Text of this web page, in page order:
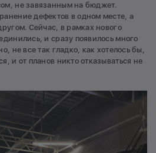
не завязанным на бюджет.
дефектов в одном месте, а
Сейчас, в рамках нового
и сразу появилось много
не все так гладко, как хотелось бы,
и от планов никто отказываться не